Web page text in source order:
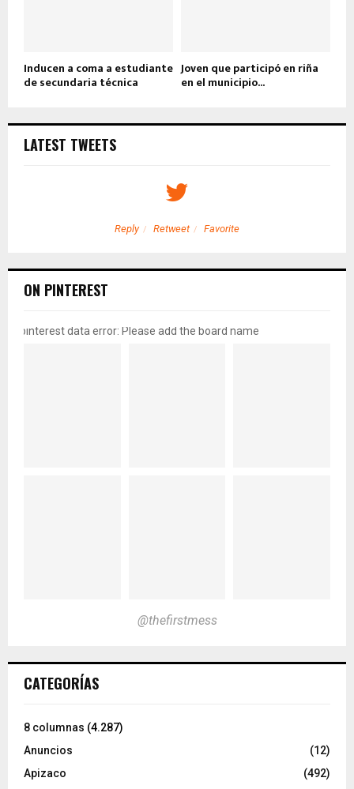
Inducen a coma a estudiante
de secundaria técnica
Joven que participó en riña
en el municipio...
LATEST TWEETS
Reply Retweet Favorite
ON PINTEREST
pinterest data error: Please add the board name
@thefirstmess
CATEGORÍAS
8 columnas (4.287)
Anuncios
(12)
Apizaco
(492)